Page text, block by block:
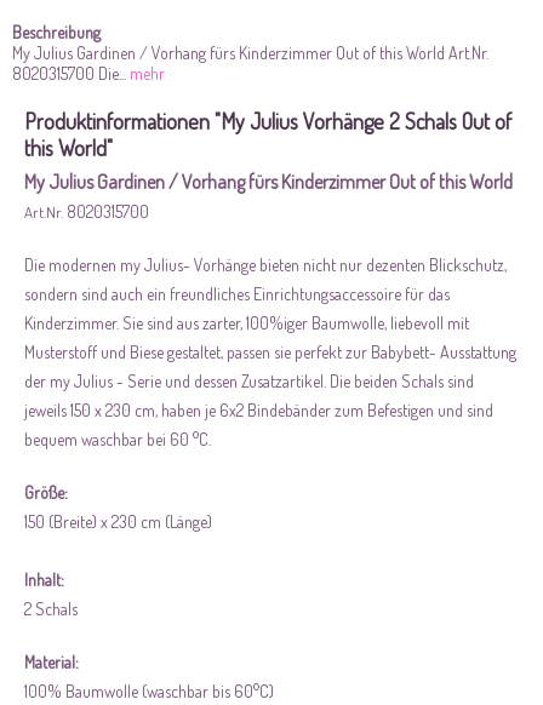
Beschreibung
My Julius Gardinen / Vorhang fürs Kinderzimmer Out of this World Art.Nr.
8020315700 Die... mehr
Produktinformationen "My Julius Vorhänge 2 Schals Out of
this World"
My Julius Gardinen / Vorhang fürs Kinderzimmer Out of this World
Art.Nr. 8020315700
Die modernen my Julius- Vorhänge bieten nicht nur dezenten Blickschutz,
sondern sind auch ein freundliches Einrichtungsaccessoire für das
Kinderzimmer. Sie sind aus zarter, 100%iger Baumwolle, liebevoll mit
Musterstoff und Biese gestaltet, passen sie perfekt zur Babybett- Ausstattung
der my Julius - Serie und dessen Zusatzartikel. Die beiden Schals sind
jeweils 150 x 230 cm, haben je 6x2 Bindebänder zum Befestigen und sind
bequem waschbar bei 60 °C.
Größe:
150 (Breite) x 230 cm (Länge)
Inhalt:
2 Schals
Material:
100% Baumwolle (waschbar bis 60°C)